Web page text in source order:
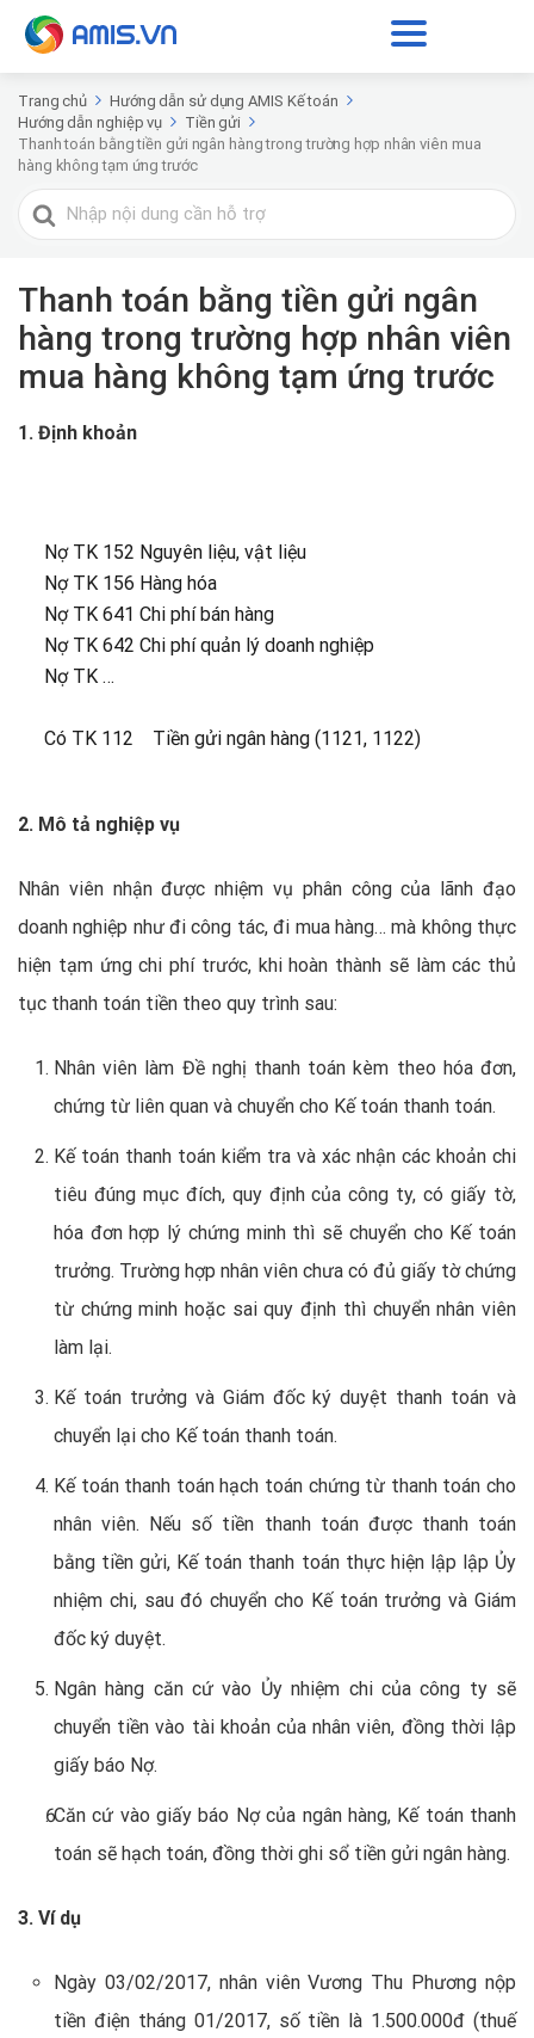
Trang chủ
Hướng dẫn sử dụng AMIS Kế toán
Hướng dẫn nghiệp vụ
Tiền gửi
Thanh toán bằng tiền gửi ngân hàng trong trường hợp nhân viên mua
hàng không tạm ứng trước
Tìm
kiếm
Thanh toán bằng tiền gửi ngân
hàng trong trường hợp nhân viên
mua hàng không tạm ứng trước
1. Định khoản
Nợ TK 152 Nguyên liệu, vật liệu
Nợ TK 156 Hàng hóa
Nợ TK 641 Chi phí bán hàng
Nợ TK 642 Chi phí quản lý doanh nghiệp
Nợ TK …
Có TK 112 Tiền gửi ngân hàng (1121, 1122)
2. Mô tả nghiệp vụ
Nhân viên nhận được nhiệm vụ phân công của lãnh đạo
doanh nghiệp như đi công tác, đi mua hàng… mà không thực
hiện tạm ứng chi phí trước, khi hoàn thành sẽ làm các thủ
tục thanh toán tiền theo quy trình sau:
Nhân viên làm Đề nghị thanh toán kèm theo hóa đơn,
chứng từ liên quan và chuyển cho Kế toán thanh toán.
Kế toán thanh toán kiểm tra và xác nhận các khoản chi
tiêu đúng mục đích, quy định của công ty, có giấy tờ,
hóa đơn hợp lý chứng minh thì sẽ chuyển cho Kế toán
trưởng. Trường hợp nhân viên chưa có đủ giấy tờ chứng
từ chứng minh hoặc sai quy định thì chuyển nhân viên
làm lại.
Kế toán trưởng và Giám đốc ký duyệt thanh toán và
chuyển lại cho Kế toán thanh toán.
Kế toán thanh toán hạch toán chứng từ thanh toán cho
nhân viên. Nếu số tiền thanh toán được thanh toán
bằng tiền gửi, Kế toán thanh toán thực hiện lập lập Ủy
nhiệm chi, sau đó chuyển cho Kế toán trưởng và Giám
đốc ký duyệt.
Ngân hàng căn cứ vào Ủy nhiệm chi của công ty sẽ
chuyển tiền vào tài khoản của nhân viên, đồng thời lập
giấy báo Nợ.
Căn cứ vào giấy báo Nợ của ngân hàng, Kế toán thanh
toán sẽ hạch toán, đồng thời ghi sổ tiền gửi ngân hàng.
3. Ví dụ
Ngày 03/02/2017, nhân viên Vương Thu Phương nộp
tiền điện tháng 01/2017, số tiền là 1.500.000đ (thuế